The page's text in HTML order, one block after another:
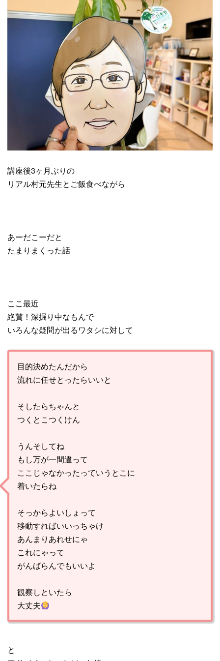
講座後3ヶ月ぶりの
リアル村元先生とご飯食べながら
あーだこーだと
たまりまくった話
ここ最近
絶賛！深掘り中なもんで
いろんな疑問が出るワタシに対して
目的決めたんだから
流れに任せとったらいいと
そしたらちゃんと
つくとこつくけん
うんそしてね
もし万が一間違って
ここじゃなかったっていうとこに
着いたらね
そっからよいしょって
移動すればいいっちゃけ
あんまりあれせにゃ
これにゃって
がんばらんでもいいよ
観察しといたら
大丈夫
と